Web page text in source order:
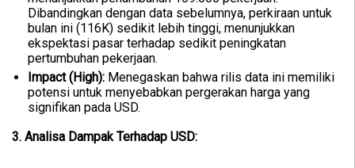
Dibandingkan dengan data sebelumnya, perkiraan untuk
bulan ini (116K) sedikit lebih tinggi, menunjukkan
ekspektasi pasar terhadap sedikit peningkatan
pertumbuhan pekerjaan.
Impact (High): Menegaskan bahwa rilis data ini memiliki
potensi untuk menyebabkan pergerakan harga yang
signifikan pada USD.
3. Analisa Dampak Terhadap USD: